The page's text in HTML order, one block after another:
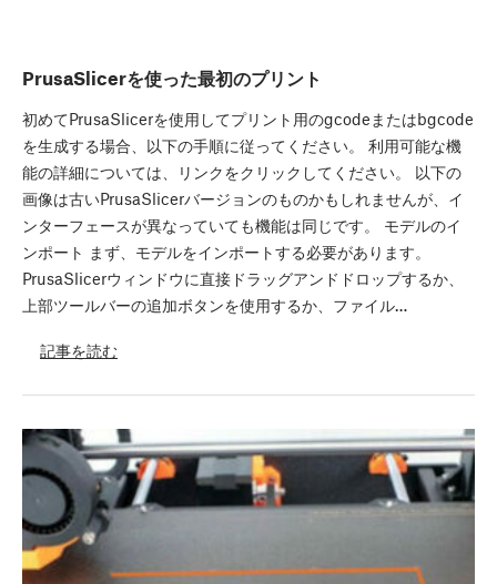
PrusaSlicerを使った最初のプリント
初めてPrusaSlicerを使用してプリント用のgcodeまたはbgcode
を生成する場合、以下の手順に従ってください。 利用可能な機
能の詳細については、リンクをクリックしてください。 以下の
画像は古いPrusaSlicerバージョンのものかもしれませんが、イ
ンターフェースが異なっていても機能は同じです。 モデルのイ
ンポート まず、モデルをインポートする必要があります。
PrusaSlicerウィンドウに直接ドラッグアンドドロップするか、
上部ツールバーの追加ボタンを使用するか、ファイル…
記事を読む